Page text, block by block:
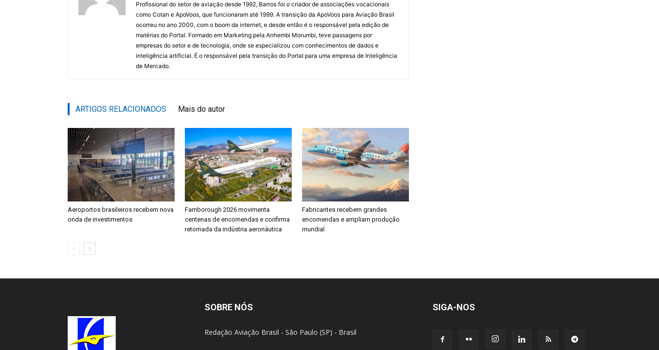
Profissional do setor de aviação desde 1992, Barros foi o criador de associações vocacionais
como Cotan e ApoVoos, que funcionaram até 1999. A transição da ApoVoos para Aviação Brasil
ocorreu no ano 2000, com o boom da internet, e desde então é o responsável pela edição de
matérias do Portal. Formado em Marketing pela Anhembi Morumbi, teve passagens por
empresas do setor e de tecnologia, onde se especializou com conhecimentos de dados e
inteligência artificial. É o responsável pela transição do Portal para uma empresa de Inteligência
de Mercado.
ARTIGOS RELACIONADOS Mais do autor
Aeroportos brasileiros recebem nova
onda de investimentos
Farnborough 2026 movimenta
centenas de encomendas e confirma
retomada da indústria aeronáutica
Fabricantes recebem grandes
encomendas e ampliam produção
mundial
SOBRE NÓS
Redação Aviação Brasil - São Paulo (SP) - Brasil
SIGA-NOS